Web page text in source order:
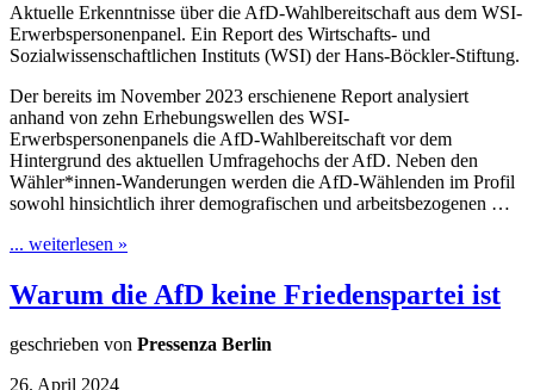
Aktuelle Erkenntnisse über die AfD-Wahlbereitschaft aus dem WSI-
Erwerbspersonenpanel. Ein Report des Wirtschafts- und
Sozialwissenschaftlichen Instituts (WSI) der Hans-Böckler-Stiftung.
Der bereits im November 2023 erschienene Report analysiert
anhand von zehn Erhebungswellen des WSI-
Erwerbspersonenpanels die AfD-Wahlbereitschaft vor dem
Hintergrund des aktuellen Umfragehochs der AfD. Neben den
Wähler*innen-Wanderungen werden die AfD-Wählenden im Profil
sowohl hinsichtlich ihrer demografischen und arbeitsbezogenen …
... weiterlesen »
Warum die AfD keine Friedenspartei ist
geschrieben von Pressenza Berlin
26. April 2024